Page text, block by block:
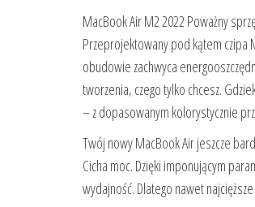
MacBook Air M2 2022 Poważny
Przeprojektowany pod kątem czipa
obudowie zachwyca
tworzenia, czego tylko chcesz.
– z dopasowanym kolorystycznie
Twój nowy MacBook Air jeszcze
Cicha moc. Dzięki imponującym
wydajność. Dlatego nawet